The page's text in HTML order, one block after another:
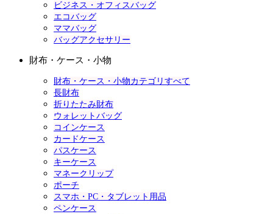
ビジネス・オフィスバッグ
エコバッグ
ママバッグ
バッグアクセサリー
財布・ケース・小物
財布・ケース・小物カテゴリすべて
長財布
折りたたみ財布
ウォレットバッグ
コインケース
カードケース
パスケース
キーケース
マネークリップ
ポーチ
スマホ・PC・タブレット用品
ペンケース